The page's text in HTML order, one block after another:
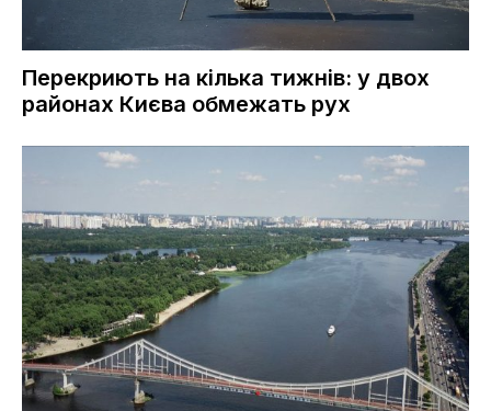
Перекриють на кілька тижнів: у двох
районах Києва обмежать рух